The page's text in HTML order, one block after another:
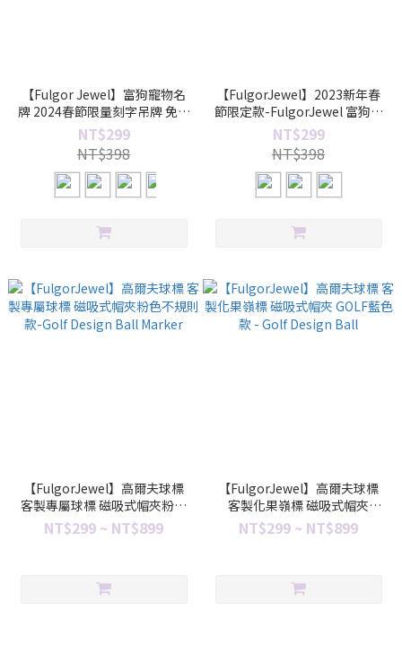
【Fulgor Jewel】富狗寵物名
牌 2024春節限量刻字吊牌 免費
刻字
NT$299
NT$398
【FulgorJewel】2023新年春
節限定款-FulgorJewel 富狗客
製寵物吊牌 新年款平安鎖名牌
(正面花紋/背面客製化刻字)
NT$299
NT$398
【FulgorJewel】高爾夫球標
客製專屬球標 磁吸式帽夾粉色
不規則款-Golf Design Ball
Marker
NT$299 ~ NT$899
【FulgorJewel】高爾夫球標
客製化果嶺標 磁吸式帽夾
GOLF藍色款 - Golf Design
Ball
NT$299 ~ NT$899